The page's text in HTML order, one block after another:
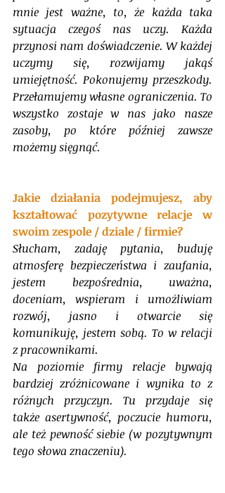
mnie jest ważne, to, że każda taka
sytuacja czegoś nas uczy. Każda
przynosi nam doświadczenie. W każdej
uczymy się, rozwijamy jakąś
umiejętność. Pokonujemy przeszkody.
Przełamujemy własne ograniczenia. To
wszystko zostaje w nas jako nasze
zasoby, po które później zawsze
możemy sięgnąć.
Jakie działania podejmujesz, aby
kształtować pozytywne relacje w
swoim zespole / dziale / firmie?
Słucham, zadaję pytania, buduję
atmosferę bezpieczeństwa i zaufania,
jestem bezpośrednia, uważna,
doceniam, wspieram i umożliwiam
rozwój, jasno i otwarcie się
komunikuję, jestem sobą. To w relacji
z pracownikami.
Na poziomie firmy relacje bywają
bardziej zróżnicowane i wynika to z
różnych przyczyn. Tu przydaje się
także asertywność, poczucie humoru,
ale też pewność siebie (w pozytywnym
tego słowa znaczeniu).